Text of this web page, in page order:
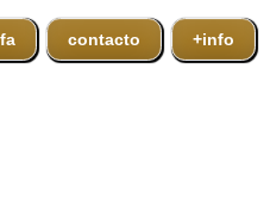
contacto +info